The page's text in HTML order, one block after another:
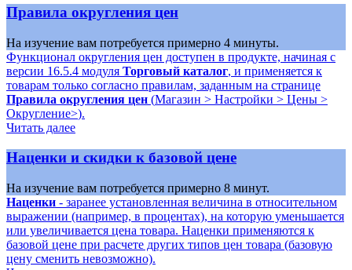
Правила округления цен
На изучение вам потребуется примерно 4 минуты.
Функционал округления цен доступен в продукте, начиная с
версии 16.5.4 модуля Торговый каталог, и применяется к
товарам только согласно правилам, заданным на странице
Правила округления цен (Магазин > Настройки > Цены >
Округление>).
Читать далее
Наценки и скидки к базовой цене
На изучение вам потребуется примерно 8 минут.
Наценки - заранее установленная величина в относительном
выражении (например, в процентах), на которую уменьшается
или увеличивается цена товара. Наценки применяются к
базовой цене при расчете других типов цен товара (базовую
цену сменить невозможно).